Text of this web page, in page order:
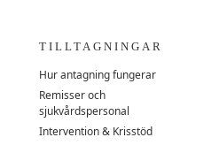
TILLTAGNINGAR
Hur antagning fungerar
Remisser och
sjukvårdspersonal
Intervention & Krisstöd